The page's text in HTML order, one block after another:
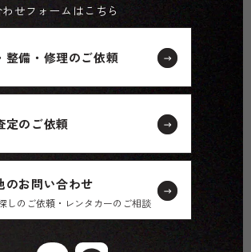
せフォームはこちら
整備・修理のご依頼
定のご依頼
のお問い合わせ
しのご依頼・レンタカーのご相談